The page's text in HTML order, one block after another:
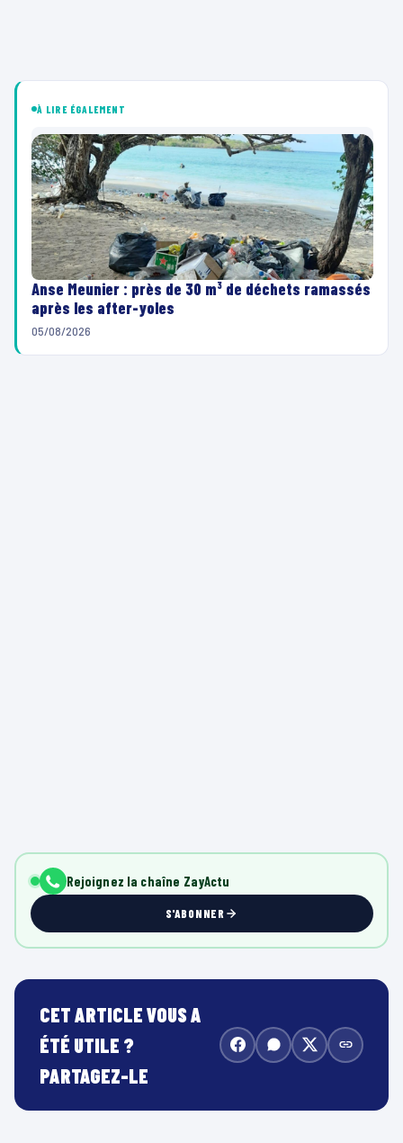
À LIRE ÉGALEMENT
Anse Meunier : près de 30 m³ de déchets ramassés
après les after-yoles
05/08/2026
Rejoignez la chaîne ZayActu
S'ABONNER
CET ARTICLE VOUS A
ÉTÉ UTILE ?
PARTAGEZ-LE